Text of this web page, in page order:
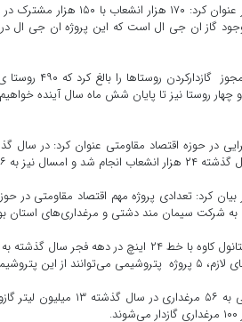
مدیرعامل شرکت گاز استان
گاز ان جی ال است که این پروژه ان جی ال در
انشعاب رسیده است.
کرد: تعدادی پروژه مهم اقتصاد مقاومتی در
به شرکت سیمان مند دشتی و مرغداری‌های استان
وی بیان کرد: گازرسانی به پروژه متانول کاوه
استفاده کنند.